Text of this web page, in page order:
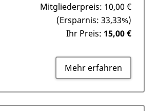
Mitgliederpreis: 10,00 €
(Ersparnis: 33,33%)
Ihr Preis: 15,00 €
Mehr erfahren